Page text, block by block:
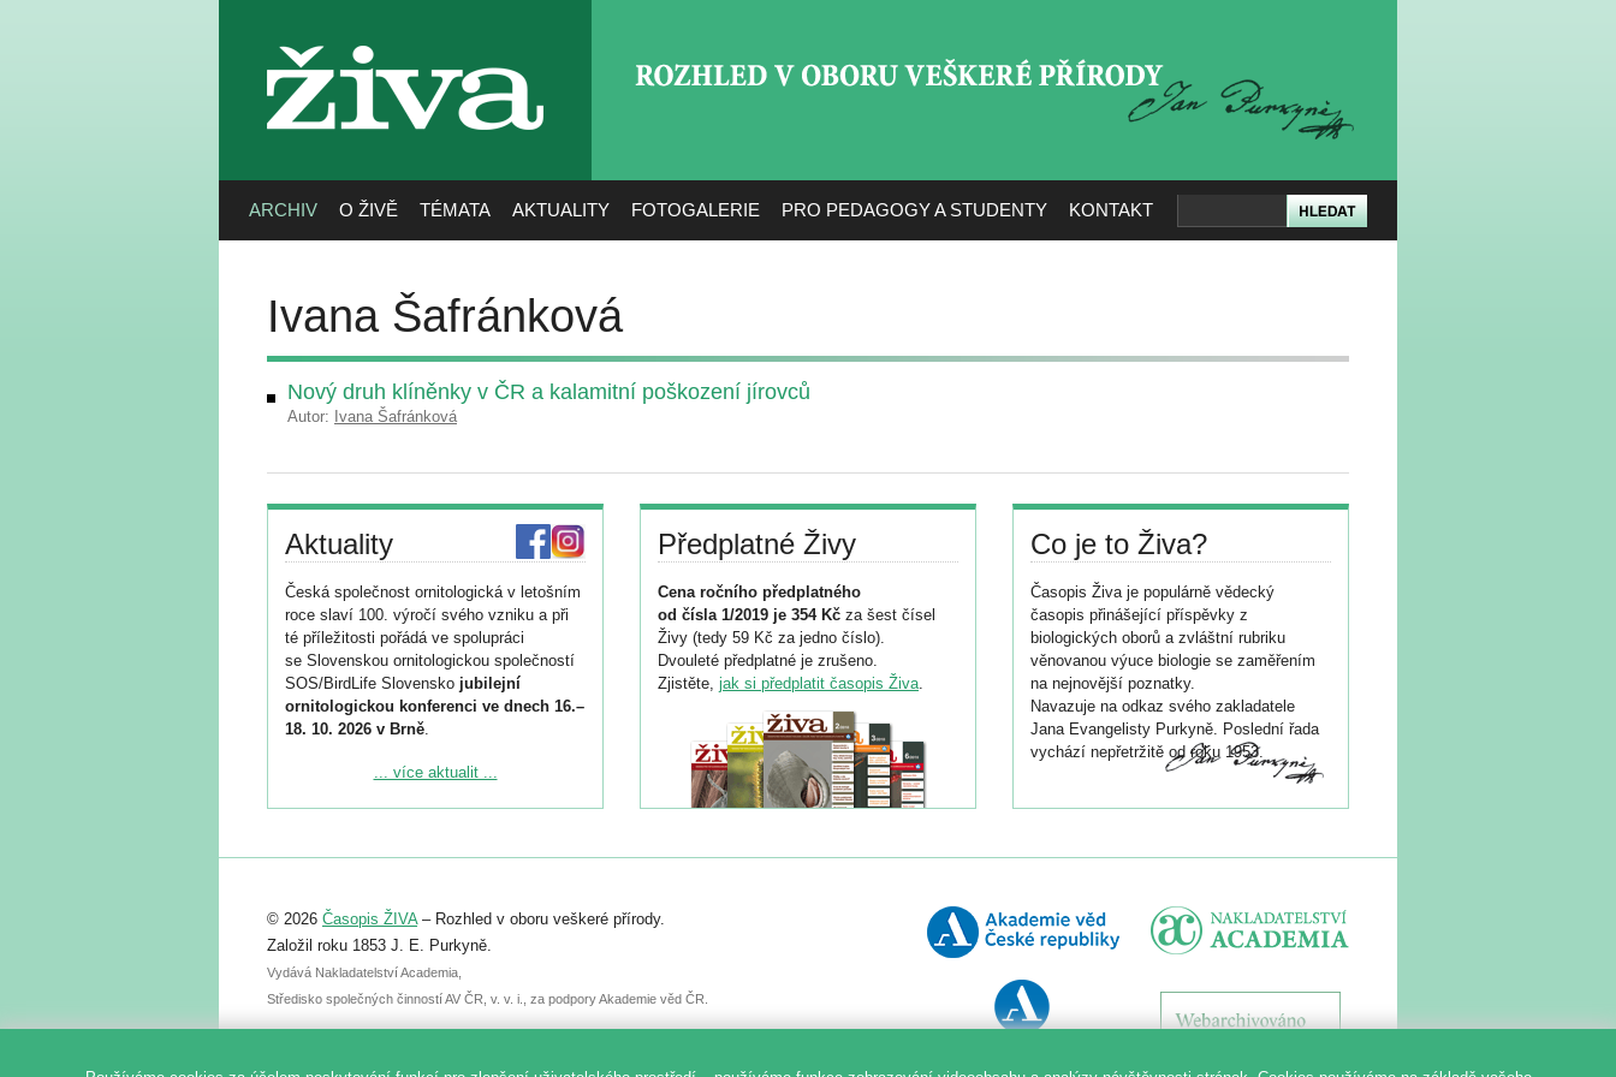
živa
ARCHIV O ŽIVĚ TÉMATA AKTUALITY FOTOGALERIE PRO PEDAGOGY A STUDENTY KONTAKT
Ivana Šafránková
Nový druh klíněnky v ČR a kalamitní poškození jírovců
Autor: Ivana Šafránková
Aktuality
Česká společnost ornitologická v letošním
roce slaví 100. výročí svého vzniku a při
té příležitosti pořádá ve spolupráci
se Slovenskou ornitologickou společností
SOS/BirdLife Slovensko jubilejní
ornitologickou konferenci ve dnech 16.–
18. 10. 2026 v Brně.
Podrobnější informace ke konferenci
Registrovat se můžete do 6. září.
abstraktu přihlášené přednášky nebo
posteru je už 30. června.
... více aktualit ...
Předplatné Živy
Cena ročního předplatného
od čísla 1/2019 je 354 Kč za šest čísel
Živy (tedy 59 Kč za jedno číslo).
Dvouleté předplatné je zrušeno.
Zjistěte, jak si předplatit časopis Živa.
Co je to Živa?
Časopis Živa je populárně vědecký
časopis přinášející příspěvky z
biologických oborů a zvláštní rubriku
věnovanou výuce biologie se zaměřením
na nejnovější poznatky.
Navazuje na odkaz svého zakladatele
Jana Evangelisty Purkyně. Poslední řada
vychází nepřetržitě od roku 1953.
© 2026 Časopis ŽIVA– Rozhled v oboru veškeré přírody.
Založil roku 1853 J. E. Purkyně.
Vydává Nakladatelství Academia,
Středisko společných činností AV ČR, v. v. i., za podpory Akademie věd ČR.